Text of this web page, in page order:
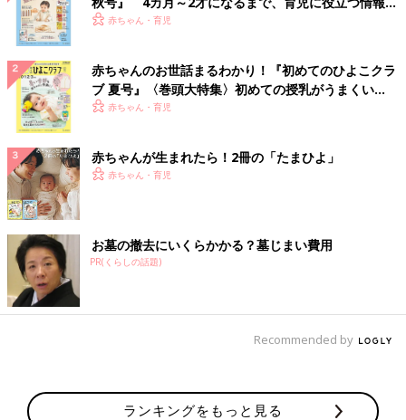
いっぱい！
赤ちゃん・育児
赤ちゃんのお世話まるわかり！『初めてのひよこクラ
ブ 夏号』〈巻頭大特集〉初めての授乳がうまくい
く！ おっぱい・ミルクの基本と夏のトラブル 解決テ
赤ちゃん・育児
赤ちゃんが生まれたら！2冊の「たまひよ」
赤ちゃん・育児
お墓の撤去にいくらかかる？墓じまい費用
PR(くらしの話題)
Recommended by
ランキングをもっと見る